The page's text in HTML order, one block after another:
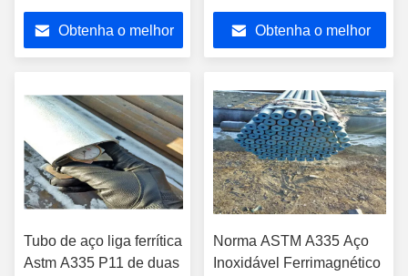
costura.
Obtenha o melhor
a calor
Obtenha o melhor
Tubo de aço liga ferrítica
Astm A335 P11 de duas
Norma ASTM A335 Aço
Inoxidável Ferrimagnético